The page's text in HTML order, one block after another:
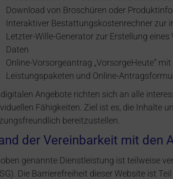
Download von Broschüren oder
Interaktiver Bestattungskostenrechner zur
Letzter-Wille-Generator zur Erstellung
Daten
Online-Vorsorgeantrag „VorsorgeHeute“
Leistungspaketen und Online-
Angebote richten sich an alle
Fähigkeiten. Ziel ist es, die Inhalte
bereitzustellen.
der Vereinbarkeit mit den
genannte Dienstleistung ist teilweise
Die Barrierefreiheit dieser Website ist